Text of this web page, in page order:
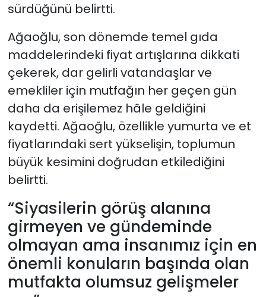
sürdüğünü belirtti.
Ağaoğlu, son dönemde temel gıda
maddelerindeki fiyat artışlarına dikkati
çekerek, dar gelirli vatandaşlar ve
emekliler için mutfağın her geçen gün
daha da erişilemez hâle geldiğini
kaydetti. Ağaoğlu, özellikle yumurta ve et
fiyatlarındaki sert yükselişin, toplumun
büyük kesimini doğrudan etkilediğini
belirtti.
“Siyasilerin görüş alanına
girmeyen ve gündeminde
olmayan ama insanımız için en
önemli konuların başında olan
mutfakta olumsuz gelişmeler